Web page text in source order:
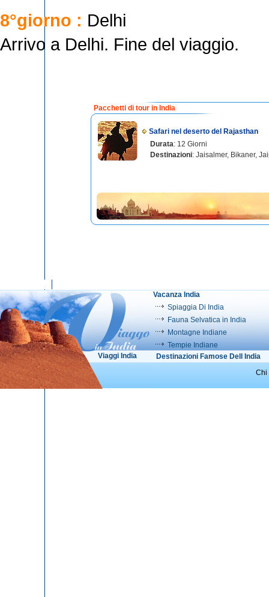
8°giorno : Delhi
Arrivo a Delhi. Fine del viaggio.
Pacchetti di tour in India
Safari nel deserto del Rajasthan
Durata: 12 Giorni
Destinazioni: Jaisalmer, Bikaner,
Vacanza India
Spiaggia Di India
Fauna Selvatica in India
Montagne Indiane
Tempie Indiane
Viaggi India
Destinazioni Famose Dell India
Chi